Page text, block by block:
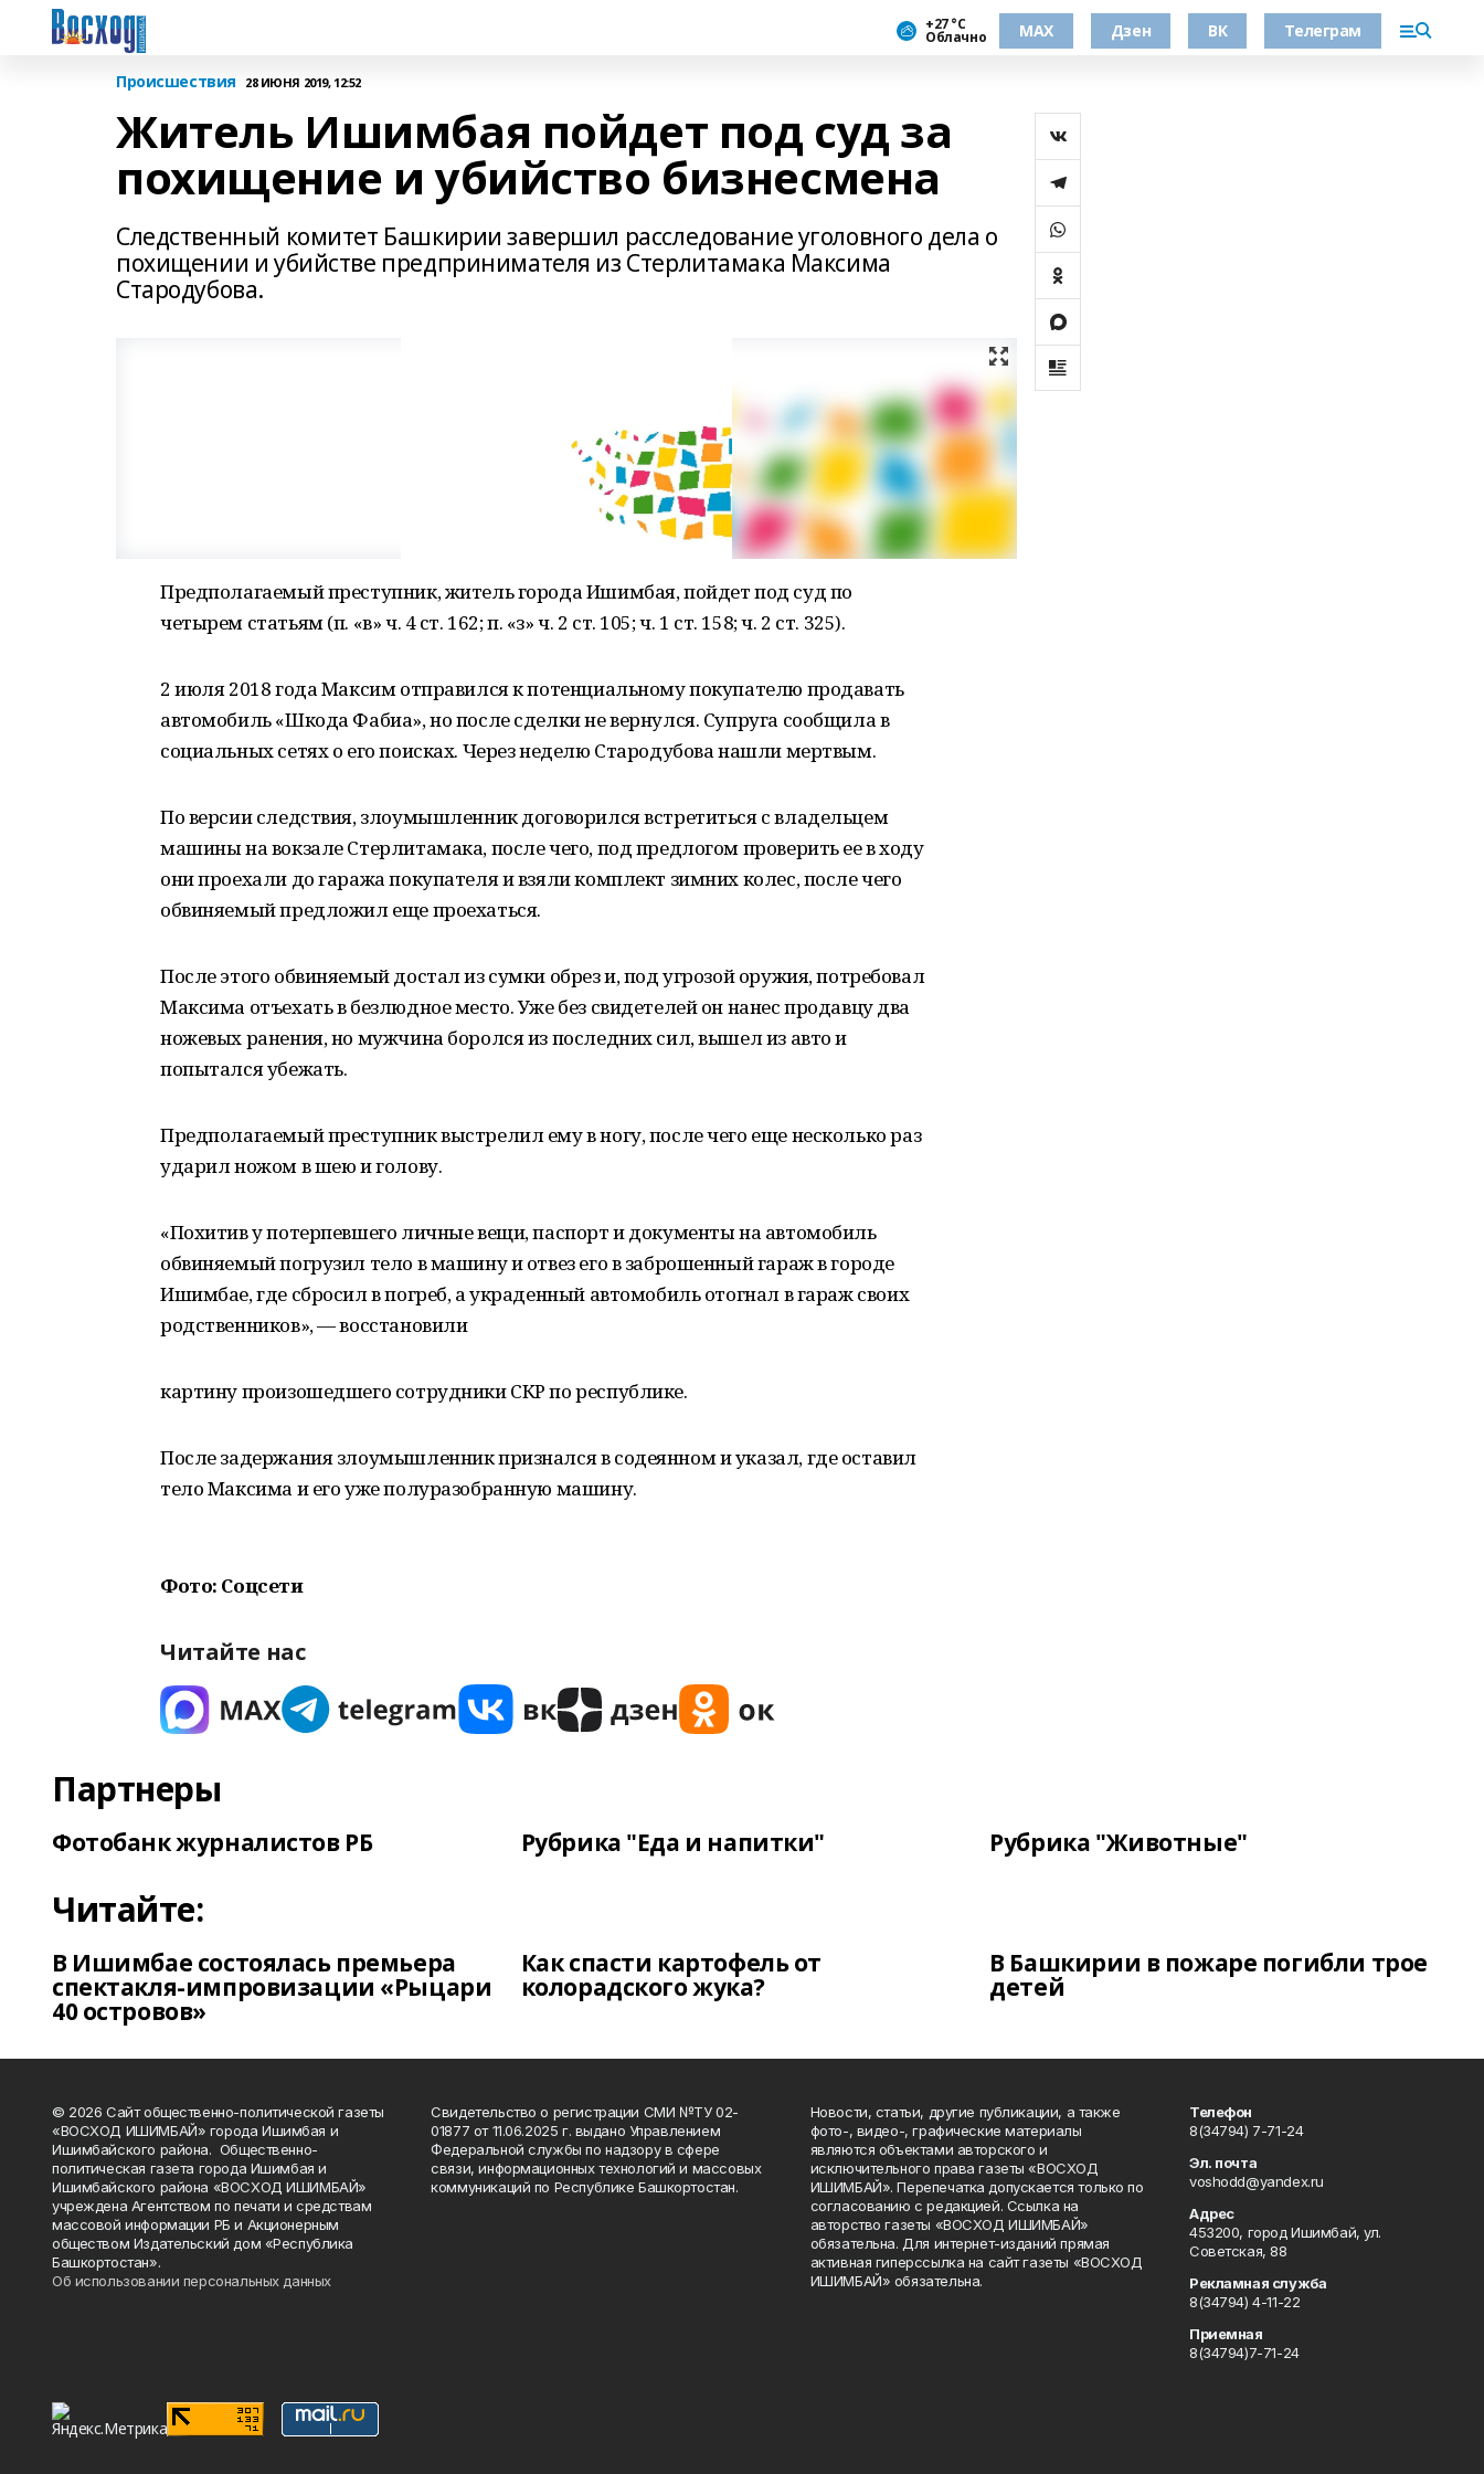
+27 °С
Облачно МАХ Дзен ВК Телеграм
Происшествия 28 ИЮНЯ 2019, 12:52
Житель Ишимбая пойдет под суд за
похищение и убийство бизнесмена
Следственный комитет Башкирии завершил расследование уголовного дела о
похищении и убийстве предпринимателя из Стерлитамака Максима
Стародубова.
Предполагаемый преступник, житель города Ишимбая, пойдет под суд по
четырем статьям (п. «в» ч. 4 ст. 162; п. «з» ч. 2 ст. 105; ч. 1 ст. 158; ч. 2 ст. 325).
2 июля 2018 года Максим отправился к потенциальному покупателю продавать
автомобиль «Шкода Фабиа», но после сделки не вернулся. Супруга сообщила в
социальных сетях о его поисках. Через неделю Стародубова нашли мертвым.
По версии следствия, злоумышленник договорился встретиться с владельцем
машины на вокзале Стерлитамака, после чего, под предлогом проверить ее в ходу
они проехали до гаража покупателя и взяли комплект зимних колес, после чего
обвиняемый предложил еще проехаться.
После этого обвиняемый достал из сумки обрез и, под угрозой оружия, потребовал
Максима отъехать в безлюдное место. Уже без свидетелей он нанес продавцу два
ножевых ранения, но мужчина боролся из последних сил, вышел из авто и
попытался убежать.
Предполагаемый преступник выстрелил ему в ногу, после чего еще несколько раз
ударил ножом в шею и голову.
«Похитив у потерпевшего личные вещи, паспорт и документы на автомобиль
обвиняемый погрузил тело в машину и отвез его в заброшенный гараж в городе
Ишимбае, где сбросил в погреб, а украденный автомобиль отогнал в гараж своих
родственников», — восстановили
картину произошедшего сотрудники СКР по республике.
После задержания злоумышленник признался в содеянном и указал, где оставил
тело Максима и его уже полуразобранную машину.
Фото: Соцсети
Читайте нас
Партнеры
Фотобанк журналистов РБ Рубрика "Еда и напитки" Рубрика "Животные"
Читайте:
В Ишимбае состоялась премьера
спектакля-импровизации «Рыцари
40 островов»
Как спасти картофель от
колорадского жука?
В Башкирии в пожаре погибли трое
детей
© 2026 Сайт общественно-политической газеты
«ВОСХОД ИШИМБАЙ» города Ишимбая и
Ишимбайского района. Общественно-
политическая газета города Ишимбая и
Ишимбайского района «ВОСХОД ИШИМБАЙ»
учреждена Агентством по печати и средствам
массовой информации РБ и Акционерным
обществом Издательский дом «Республика
Башкортостан».
Об использовании персональных данных
Свидетельство о регистрации СМИ №ТУ 02-
01877 от 11.06.2025 г. выдано Управлением
Федеральной службы по надзору в сфере
связи, информационных технологий и массовых
коммуникаций по Республике Башкортостан.
Новости, статьи, другие публикации, а также
фото-, видео-, графические материалы
являются объектами авторского и
исключительного права газеты «ВОСХОД
ИШИМБАЙ». Перепечатка допускается только по
согласованию с редакцией. Ссылка на
авторство газеты «ВОСХОД ИШИМБАЙ»
обязательна. Для интернет-изданий прямая
активная гиперссылка на сайт газеты «ВОСХОД
ИШИМБАЙ» обязательна.
Телефон
8(34794) 7-71-24
Эл. почта
voshodd@yandex.ru
Адрес
453200, город Ишимбай, ул.
Советская, 88
Рекламная служба
8(34794) 4-11-22
Приемная
8(34794)7-71-24